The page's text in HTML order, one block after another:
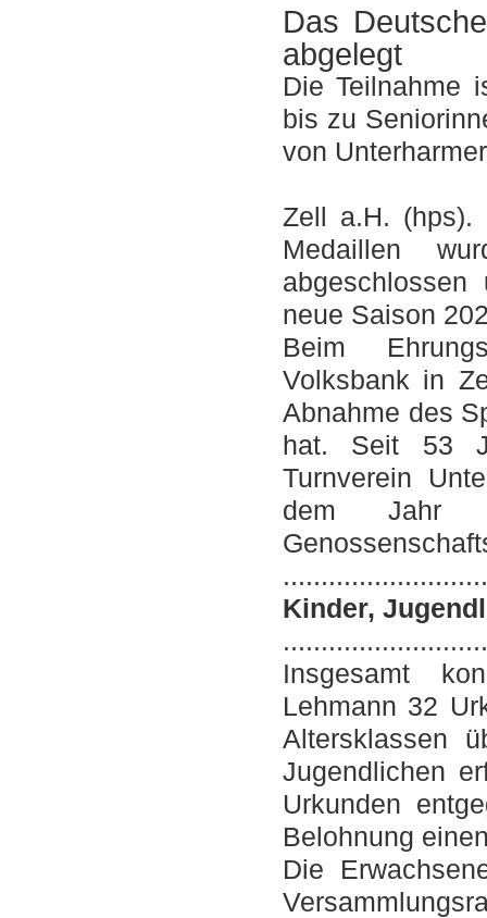
Das
abgelegt
Die Teilnahme
bis zu
von
Zell a.H. (hps).
Medaillen
neue Saison
Beim
Volksbank in
Abnahme des
hat. Seit 53
Turnverein
dem Jahr
Kinder,
Insgesamt
Lehmann 32
Altersklassen
Jugendlichen
Urkunden
Belohnung
Die